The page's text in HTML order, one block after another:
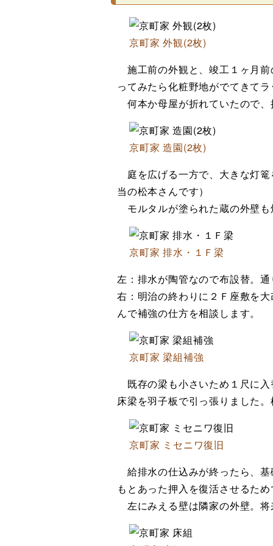
京町家 外観(2枚)
施工前の外観と、竣工１ヶ月
ってみたら化粧野地がでてきて
何本か母屋が折れていたので
京町家 造園(2枚)
庭を広げる一方で、大きな灯
当の松本さんです）
モルタルが塗られた蔵の外壁
京町家 排水・１Ｆ梁
左：排水が陶管なので布設替。
右：明治の終わりに２Ｆ座敷を
んで補強の仕方を相談します。
京町家 梁組補強
既存の梁も小さいため１尺に
床梁を羽子板で引っ張りました
京町家 ミセニワ復旧
給排水の仕込みが終ったら、
もとあった押入を復活させるた
左にみえる壁は隣家の外壁。